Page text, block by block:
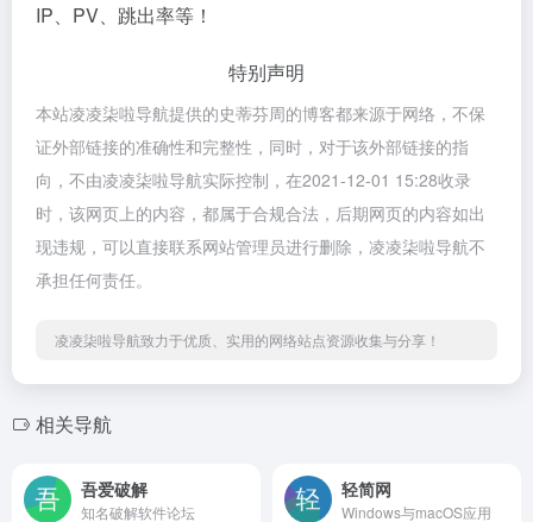
IP、PV、跳出率等！
特别声明
本站凌凌柒啦导航提供的史蒂芬周的博客都来源于网络，不保
证外部链接的准确性和完整性，同时，对于该外部链接的指
向，不由凌凌柒啦导航实际控制，在2021-12-01 15:28收录
时，该网页上的内容，都属于合规合法，后期网页的内容如出
现违规，可以直接联系网站管理员进行删除，凌凌柒啦导航不
承担任何责任。
凌凌柒啦导航致力于优质、实用的网络站点资源收集与分享！
相关导航
吾爱破解
知名破解软件论坛
轻简网
Windows与macOS应用